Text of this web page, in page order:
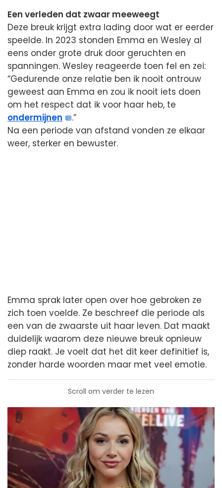
Een verleden dat zwaar meeweegt
Deze breuk krijgt extra lading door wat er eerder
speelde. In 2023 stonden Emma en Wesley al
eens onder grote druk door geruchten en
spanningen. Wesley reageerde toen fel en zei:
“Gedurende onze relatie ben ik nooit ontrouw
geweest aan Emma en zou ik nooit iets doen
om het respect dat ik voor haar heb, te
ondermijnen
.”
Na een periode van afstand vonden ze elkaar
weer, sterker en bewuster.
Emma sprak later open over hoe gebroken ze
zich toen voelde. Ze beschreef die periode als
een van de zwaarste uit haar leven. Dat maakt
duidelijk waarom deze nieuwe breuk opnieuw
diep raakt. Je voelt dat het dit keer definitief is,
zonder harde woorden maar met veel emotie.
Scroll om verder te lezen